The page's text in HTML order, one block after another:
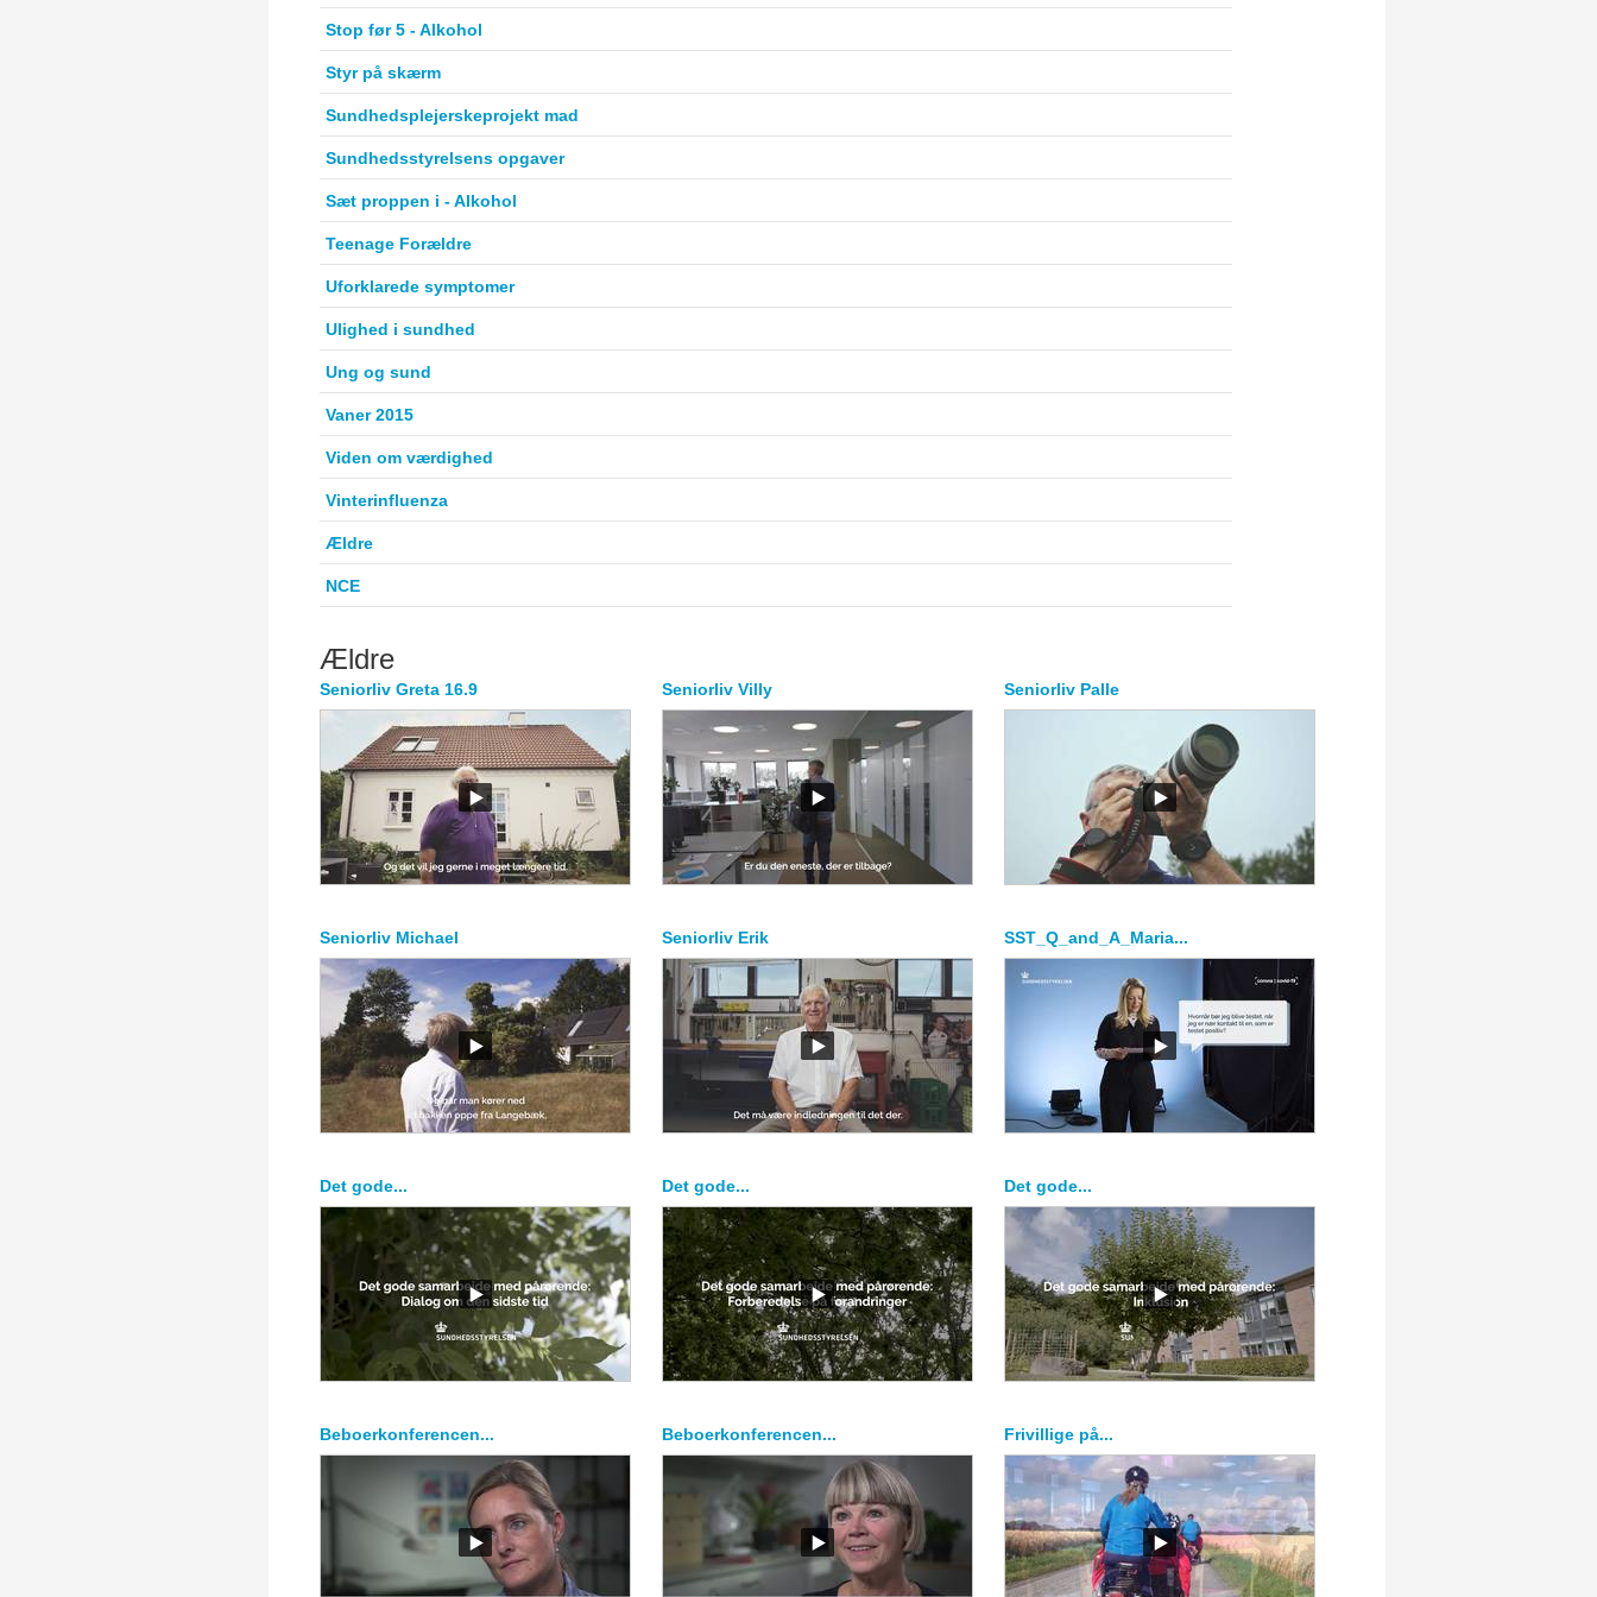
Stop før 5 - Alkohol
Styr på skærm
Sundhedsplejerskeprojekt mad
Sundhedsstyrelsens opgaver
Sæt proppen i - Alkohol
Teenage Forældre
Uforklarede symptomer
Ulighed i sundhed
Ung og sund
Vaner 2015
Viden om værdighed
Vinterinfluenza
Ældre
NCE
Ældre
Seniorliv Greta 16.9 Seniorliv Villy Seniorliv Palle
Seniorliv Michael Seniorliv Erik SST_Q_and_A_Maria...
Det gode... Det gode... Det gode...
Beboerkonferencen... Beboerkonferencen... Frivillige på...